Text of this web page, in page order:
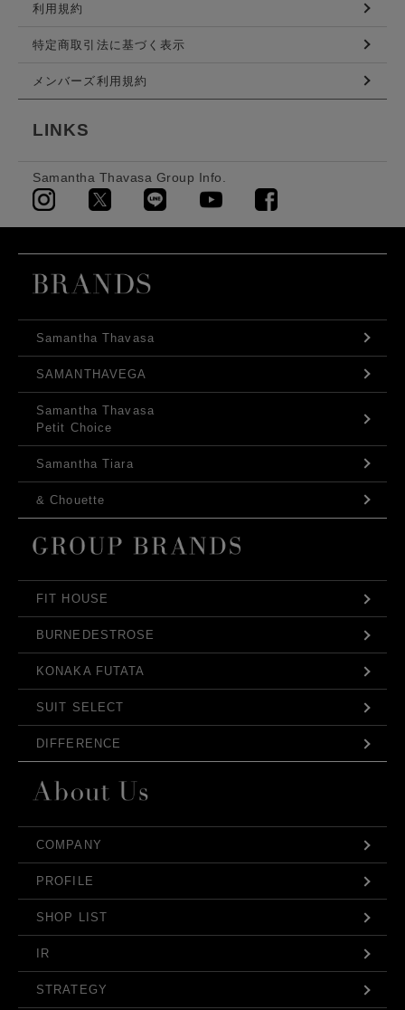
利用規約
特定商取引法に基づく表示
メンバーズ利用規約
LINKS
Samantha Thavasa Group Info.
Samantha Thavasa
SAMANTHAVEGA
Samantha Thavasa
Petit Choice
Samantha Tiara
& Chouette
FIT HOUSE
BURNEDESTROSE
KONAKA FUTATA
SUIT SELECT
DIFFERENCE
COMPANY
PROFILE
SHOP LIST
IR
STRATEGY